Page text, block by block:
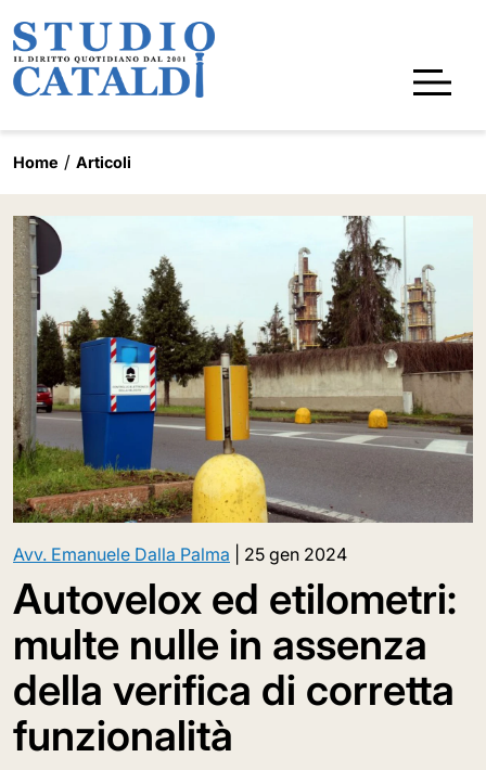
Home Articoli
Avv. Emanuele Dalla Palma 25 gen 2024
Autovelox ed etilometri:
multe nulle in assenza
della verifica di corretta
funzionalità